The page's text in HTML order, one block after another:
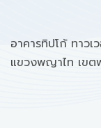
อาคารทิปโก้ ทาว
แขวงพญาไท เข